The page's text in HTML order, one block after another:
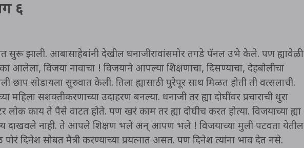
६
सुरू झाली. आबासाहेबांनी देखील धनाजीरावांसमोर तगडे पॅनल उभे केले. पण ह्यावेळी
आलेला, विजया नावाचा ! विजयाने आपल्या शिक्षणाचा, दिसण्याचा, देहबोलीचा
सोडायला सुरुवात केली. तिला ह्यासाठी पुरेपूर साथ मिळत होती ती वत्सलाची.
महिला सशक्तीकरणाच्या उदाहरण बनल्या. धनाजी तर ह्या दोघींवर प्रचाराची धुरा
लोक काय ते पैसे वाटत होते. पण खरं काम तर ह्या दोघीच करत होत्या. विजयाच्या ह्या
दाखवले नाही. ते आपले शिक्षण भले अन् आपण भले ! विजयाच्या मुली पटवता येतील
पोरं दिनेश सोबत मैत्री करण्याच्या प्रयत्नात असत. पण दिनेश त्यांना भाव देत नसे.